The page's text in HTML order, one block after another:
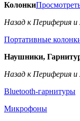
Колонки
Назад к Периферия
Портативные
Наушники,
Назад к Периферия
Bluetooth-гарнитуры
Микрофоны